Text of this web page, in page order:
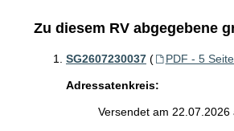
Zu diesem RV abgegebene
SG2607230037 ( PDF - 5
Adressatenkreis:
Versendet am 22.07.2026